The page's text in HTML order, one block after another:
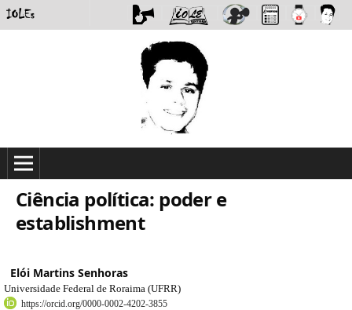
Ciência política: poder e
establishment
Elói Martins Senhoras
Universidade Federal de Roraima (UFRR)
https://orcid.org/0000-0002-4202-3855